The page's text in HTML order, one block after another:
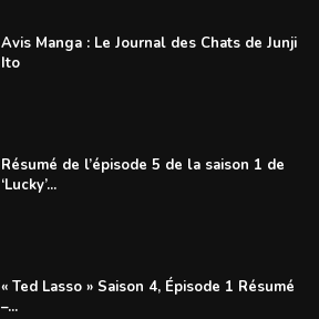
Avis Manga : Le Journal des Chats de Junji
Ito
Résumé de l’épisode 5 de la saison 1 de
‘Lucky’...
« Ted Lasso » Saison 4, Épisode 1 Résumé
–...